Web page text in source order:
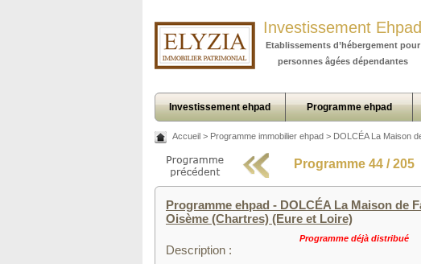
Investissement Ehpad
Etablissements d’hébergement pour
personnes âgées dépendantes
Investissement ehpad Programme ehpad
Accueil > Programme immobilier ehpad > DOLCÉA La Maison
Programme 44 / 205
Programme ehpad - DOLCÉA La Maison de
Oisème (Chartres) (Eure et Loire)
Programme déjà distribué
Description :